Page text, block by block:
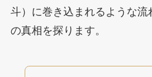
斗）に巻き込まれるような流
の真相を探ります。